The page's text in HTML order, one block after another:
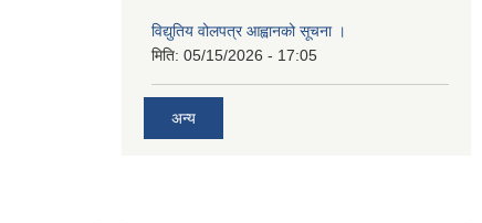
विद्युतिय वोलपत्र आह्वानको सूचना ।
मिति: 05/15/2026 - 17:05
अन्य